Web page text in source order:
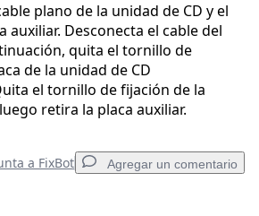
plano de la unidad de CD y el
auxiliar. Desconecta el cable del
quita el tornillo de
de la unidad de CD
el tornillo de fijación de la
retira la placa auxiliar.
a FixBot Agregar un comentario